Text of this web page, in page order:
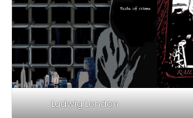
Ludwig London